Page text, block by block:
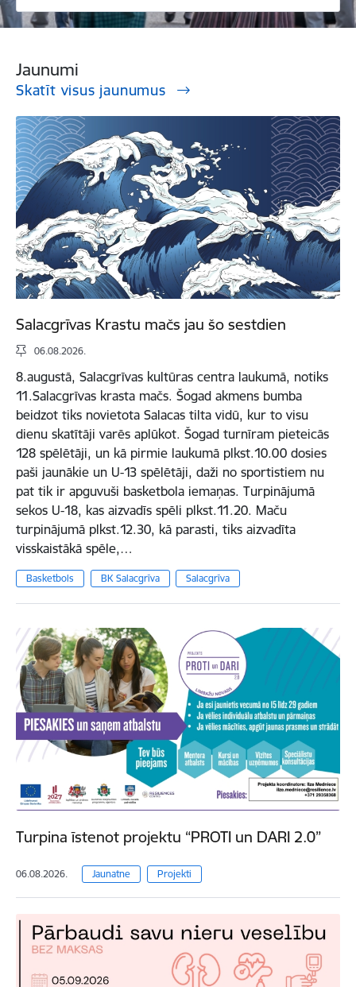
Jaunumi
Skatīt visus jaunumus
Salacgrīvas Krastu mačs jau šo sestdien
06.08.2026.
8.augustā, Salacgrīvas kultūras centra laukumā, notiks
11.Salacgrīvas krasta mačs. Šogad akmens bumba
beidzot tiks novietota Salacas tilta vidū, kur to visu
dienu skatītāji varēs aplūkot. Šogad turnīram pieteicās
128 spēlētāji, un kā pirmie laukumā plkst.10.00 dosies
paši jaunākie un U-13 spēlētāji, daži no sportistiem nu
pat tik ir apguvuši basketbola iemaņas. Turpinājumā
sekos U-18, kas aizvadīs spēli plkst.11.20. Maču
turpinājumā plkst.12.30, kā parasti, tiks aizvadīta
visskaistākā spēle,…
Basketbols BK Salacgrīva Salacgrīva
Turpina īstenot projektu “PROTI un DARI 2.0”
06.08.2026. Jaunatne Projekti